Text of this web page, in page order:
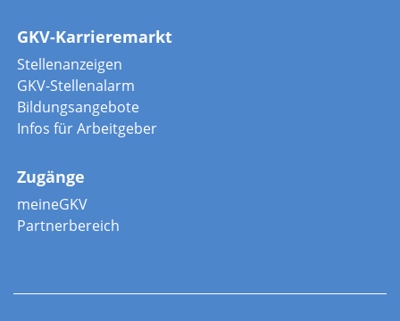
GKV-Karrieremarkt
Stellenanzeigen
GKV-Stellenalarm
Bildungsangebote
Infos für Arbeitgeber
Zugänge
meineGKV
Partnerbereich